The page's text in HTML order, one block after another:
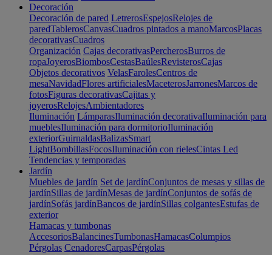
Decoración
Decoración de pared LetrerosEspejosRelojes de
paredTablerosCanvasCuadros pintados a manoMarcosPlacas
decorativasCuadros
Organización Cajas decorativasPercherosBurros de
ropaJoyerosBiombosCestasBaúlesRevisterosCajas
Objetos decorativos VelasFarolesCentros de
mesaNavidadFlores artificialesMaceterosJarronesMarcos de
fotosFiguras decorativasCajitas y
joyerosRelojesAmbientadores
Iluminación LámparasIluminación decorativaIluminación para
mueblesIluminación para dormitorioIluminación
exteriorGuirnaldasBalizasSmart
LightBombillasFocosIluminación con rielesCintas Led
Tendencias y temporadas
Jardín
Muebles de jardín Set de jardínConjuntos de mesas y sillas de
jardínSillas de jardínMesas de jardínConjuntos de sofás de
jardínSofás jardínBancos de jardínSillas colgantesEstufas de
exterior
Hamacas y tumbonas
AccesoriosBalancinesTumbonasHamacasColumpios
Pérgolas CenadoresCarpasPérgolas